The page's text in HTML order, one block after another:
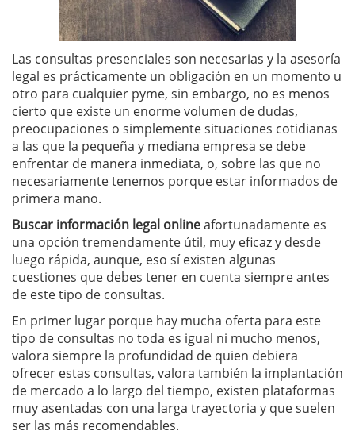
Las consultas presenciales son necesarias y la asesoría
legal es prácticamente un obligación en un momento u
otro para cualquier pyme, sin embargo, no es menos
cierto que existe un enorme volumen de dudas,
preocupaciones o simplemente situaciones cotidianas
a las que la pequeña y mediana empresa se debe
enfrentar de manera inmediata, o, sobre las que no
necesariamente tenemos porque estar informados de
primera mano.
Buscar información legal onlineafortunadamente es
una opción tremendamente útil, muy eficaz y desde
luego rápida, aunque, eso sí existen algunas
cuestiones que debes tener en cuenta siempre antes
de este tipo de consultas.
En primer lugar porque hay mucha oferta para este
tipo de consultas no toda es igual ni mucho menos,
valora siempre la profundidad de quien debiera
ofrecer estas consultas, valora también la implantación
de mercado a lo largo del tiempo, existen plataformas
muy asentadas con una larga trayectoria y que suelen
ser las más recomendables.